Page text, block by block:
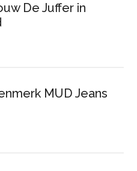
De Juffer in
MUD Jeans